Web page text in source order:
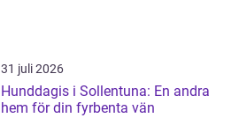
31 juli 2026
Hunddagis i Sollentuna: En andra
hem för din fyrbenta vän